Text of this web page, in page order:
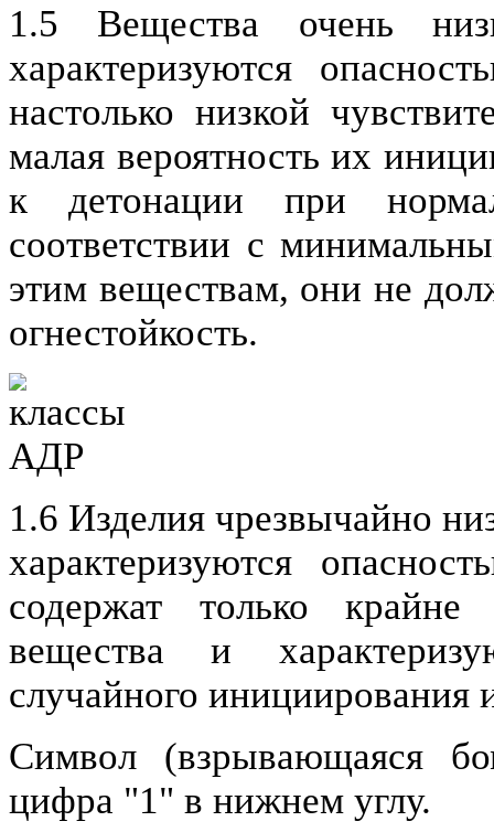
1.5 Вещества очень
характеризуются
настолько низкой
малая вероятность их
к детонации при
соответствии с
этим веществам, они не
огнестойкость.
1.6 Изделия чрезвычайно
характеризуются
содержат только крайне
вещества и
случайного инициирования
Символ (взрывающаяся
цифра "1" в нижнем углу.